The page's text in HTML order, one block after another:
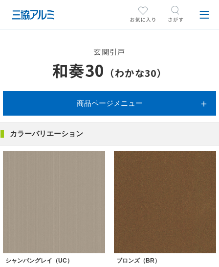
玄関引戸
和奏30 （わかな30）
商品ページメニュー
カラーバリエーション
シャンパングレイ（UC） ブロンズ（BR）